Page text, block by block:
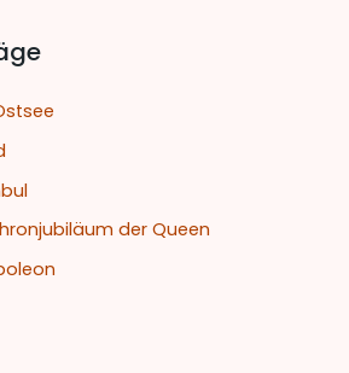
der Queen